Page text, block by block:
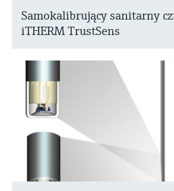
Samokalibrujący sanitarny
iTHERM TrustSens